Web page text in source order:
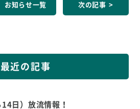
お知らせ一覧 次の記事
最近の記事
日）放流情報！